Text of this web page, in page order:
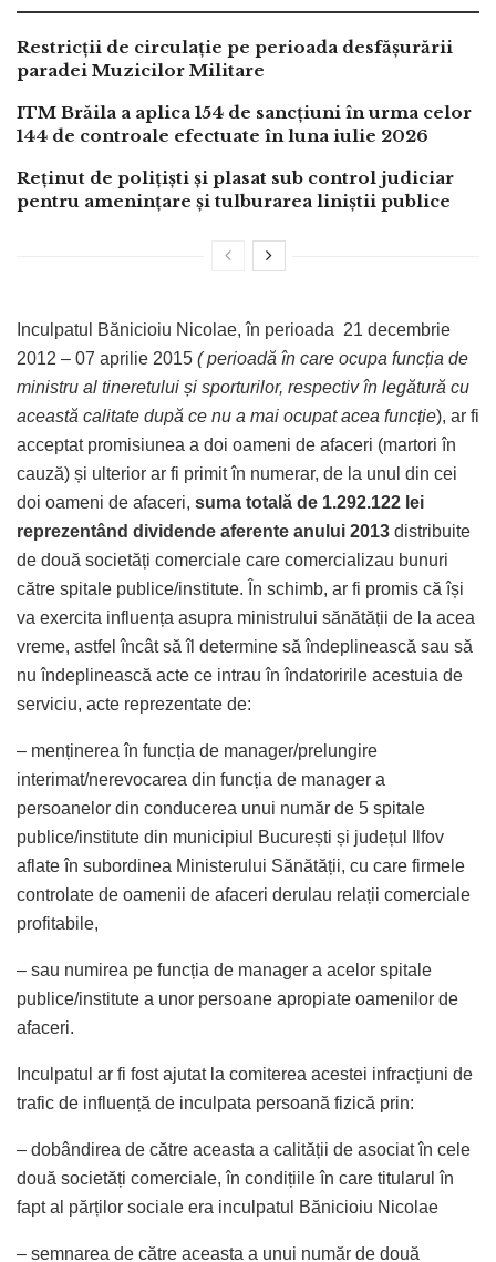
Restricții de circulație pe perioada desfășurării
paradei Muzicilor Militare
ITM Brăila a aplica 154 de sancțiuni în urma celor
144 de controale efectuate în luna iulie 2026
Reținut de polițiști și plasat sub control judiciar
pentru amenințare și tulburarea liniștii publice
Inculpatul Bănicioiu Nicolae, în perioada 21 decembrie
2012 – 07 aprilie 2015 ( perioadă în care ocupa funcția de
ministru al tineretului și sporturilor, respectiv în legătură cu
această calitate după ce nu a mai ocupat acea funcție), ar fi
acceptat promisiunea a doi oameni de afaceri (martori în
cauză) și ulterior ar fi primit în numerar, de la unul din cei
doi oameni de afaceri, suma totală de 1.292.122 lei
reprezentând dividende aferente anului 2013 distribuite
de două societăți comerciale care comercializau bunuri
către spitale publice/institute. În schimb, ar fi promis că își
va exercita influența asupra ministrului sănătății de la acea
vreme, astfel încât să îl determine să îndeplinească sau să
nu îndeplinească acte ce intrau în îndatoririle acestuia de
serviciu, acte reprezentate de:
– menținerea în funcția de manager/prelungire
interimat/nerevocarea din funcția de manager a
persoanelor din conducerea unui număr de 5 spitale
publice/institute din municipiul București și județul Ilfov
aflate în subordinea Ministerului Sănătății, cu care firmele
controlate de oamenii de afaceri derulau relații comerciale
profitabile,
– sau numirea pe funcția de manager a acelor spitale
publice/institute a unor persoane apropiate oamenilor de
afaceri.
Inculpatul ar fi fost ajutat la comiterea acestei infracțiuni de
trafic de influență de inculpata persoană fizică prin:
– dobândirea de către aceasta a calității de asociat în cele
două societăți comerciale, în condițiile în care titularul în
fapt al părților sociale era inculpatul Bănicioiu Nicolae
– semnarea de către aceasta a unui număr de două